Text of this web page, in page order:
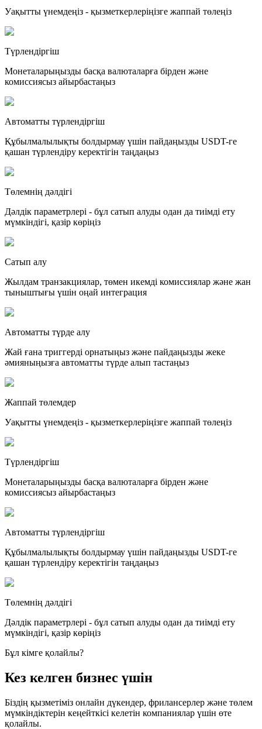
Уақытты үнемдеңіз - қызметкерлеріңізге жаппай төлеңіз
Түрлендіргіш
Монеталарыңызды басқа валюталарға бірден және
комиссиясыз айырбастаңыз
Автоматты түрлендіргіш
Құбылмалылықты болдырмау үшін пайдаңызды USDT-ге
қашан түрлендіру керектігін таңдаңыз
Төлемнің дәлдігі
Дәлдік параметрлері - бұл сатып алуды одан да тиімді ету
мүмкіндігі, қазір көріңіз
Сатып алу
Жылдам транзакциялар, төмен икемді комиссиялар және жан
тыныштығы үшін оңай интеграция
Автоматты түрде алу
Жай ғана триггерді орнатыңыз және пайдаңызды жеке
әмияныңызға автоматты түрде алып тастаңыз
Жаппай төлемдер
Уақытты үнемдеңіз - қызметкерлеріңізге жаппай төлеңіз
Түрлендіргіш
Монеталарыңызды басқа валюталарға бірден және
комиссиясыз айырбастаңыз
Автоматты түрлендіргіш
Құбылмалылықты болдырмау үшін пайдаңызды USDT-ге
қашан түрлендіру керектігін таңдаңыз
Төлемнің дәлдігі
Дәлдік параметрлері - бұл сатып алуды одан да тиімді ету
мүмкіндігі, қазір көріңіз
Бұл кімге қолайлы?
Кез келген бизнес үшін
Біздің қызметіміз онлайн дүкендер, фрилансерлер және төлем
мүмкіндіктерін кеңейткісі келетін компаниялар үшін өте
қолайлы.